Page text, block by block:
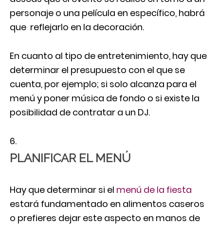
personaje o una película en específico, habrá
que reflejarlo en la decoración.
En cuanto al tipo de entretenimiento, hay que
determinar el presupuesto con el que se
cuenta, por ejemplo; si solo alcanza para el
menú y poner música de fondo o si existe la
posibilidad de contratar a un DJ.
PLANIFICAR EL MENÚ
Hay que determinar si el menú de la fiesta
estará fundamentado en alimentos caseros
o prefieres dejar este aspecto en manos de